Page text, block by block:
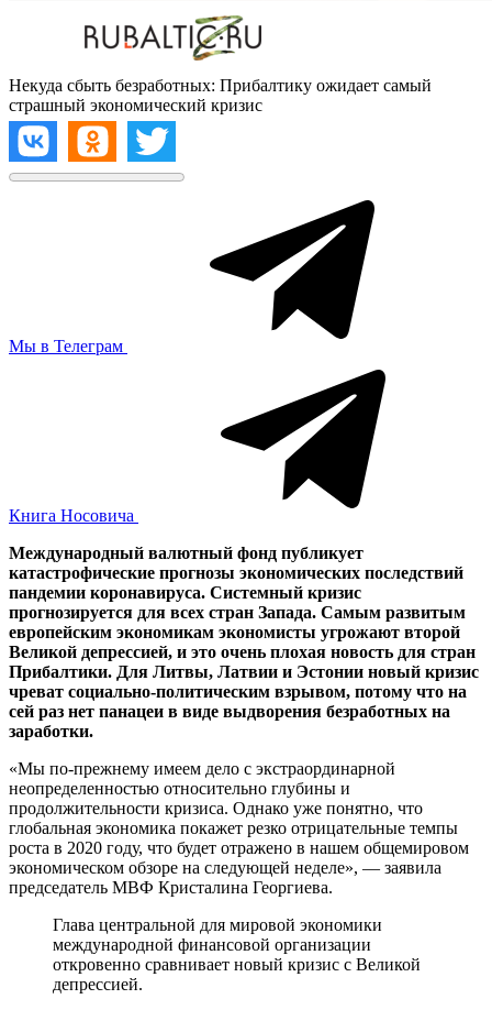
Некуда сбыть безработных: Прибалтику ожидает самый
страшный экономический кризис
Мы в Телеграм
Книга Носовича
Международный валютный фонд публикует
катастрофические прогнозы экономических последствий
пандемии коронавируса. Системный кризис
прогнозируется для всех стран Запада. Самым развитым
европейским экономикам экономисты угрожают второй
Великой депрессией, и это очень плохая новость для стран
Прибалтики. Для Литвы, Латвии и Эстонии новый кризис
чреват социально-политическим взрывом, потому что на
сей раз нет панацеи в виде выдворения безработных на
заработки.
«Мы по-прежнему имеем дело с экстраординарной
неопределенностью относительно глубины и
продолжительности кризиса. Однако уже понятно, что
глобальная экономика покажет резко отрицательные темпы
роста в 2020 году, что будет отражено в нашем общемировом
экономическом обзоре на следующей неделе», — заявила
председатель МВФ Кристалина Георгиева.
Глава центральной для мировой экономики
международной финансовой организации
откровенно сравнивает новый кризис с Великой
депрессией.